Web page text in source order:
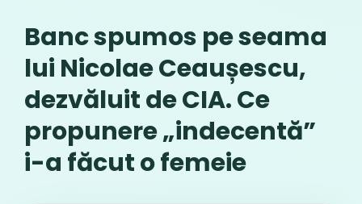
Banc spumos pe seama
lui Nicolae Ceaușescu,
dezvăluit de CIA. Ce
propunere „indecentă”
i-a făcut o femeie